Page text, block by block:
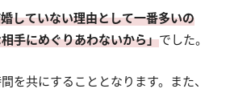
していない理由として一番多いの
手にめぐりあわないから」でした。
を共にすることとなります。また、